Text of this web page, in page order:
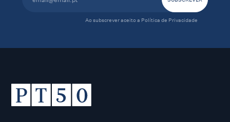
Ao subscrever aceito a Política de Privacidade